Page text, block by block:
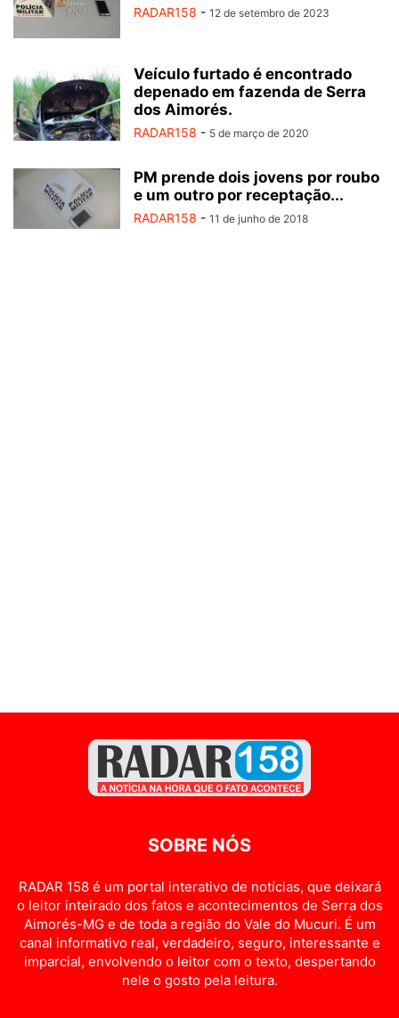
RADAR158 - 12 de setembro de 2023
Veículo furtado é encontrado
depenado em fazenda de Serra
dos Aimorés.
RADAR158 - 5 de março de 2020
PM prende dois jovens por roubo
e um outro por receptação...
RADAR158 - 11 de junho de 2018
SOBRE NÓS
RADAR 158 é um portal interativo de notícias, que deixará
o leitor inteirado dos fatos e acontecimentos de Serra dos
Aimorés-MG e de toda a região do Vale do Mucuri. É um
canal informativo real, verdadeiro, seguro, interessante e
imparcial, envolvendo o leitor com o texto, despertando
nele o gosto pela leitura.